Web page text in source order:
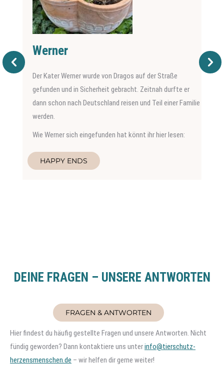
Werner
Der Kater Werner wurde von Dragos auf der Straße
gefunden und in Sicherheit gebracht. Zeitnah durfte er
dann schon nach Deutschland reisen und Teil einer Familie
werden.
Wie Werner sich eingefunden hat könnt ihr hier lesen:
HAPPY ENDS
DEINE FRAGEN – UNSERE ANTWORTEN
FRAGEN & ANTWORTEN
Hier findest du häufig gestellte Fragen und unsere Antworten. Nicht
fündig geworden? Dann kontaktiere uns unterinfo@tierschutz-
herzensmenschen.de – wir helfen dir gerne weiter!